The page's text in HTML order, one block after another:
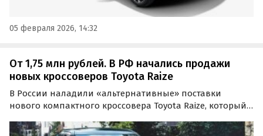
05 февраля 2026, 14:32
От 1,75 млн рублей. В РФ начались продажи
новых кроссоверов Toyota Raize
В России наладили «альтернативные» поставки
нового компактного кроссовера Toyota Raize, который
Эти машины возят к нам в праворульной версии из